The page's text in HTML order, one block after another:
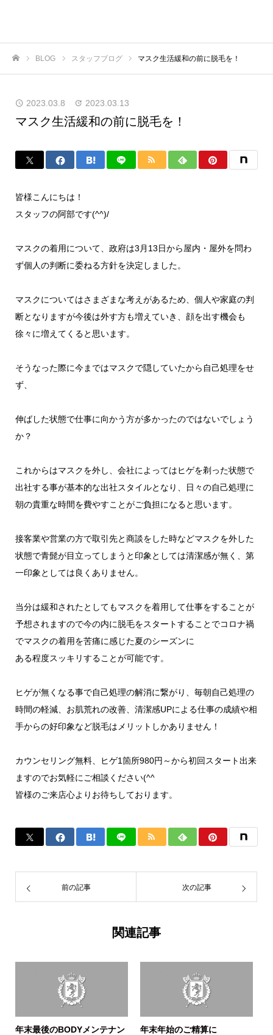
BLOG スタッフブログ マスク生活緩和の前に脱毛を！
2023.03.8 2023.03.13
マスク生活緩和の前に脱毛を！
皆様こんにちは！
スタッフの阿部です(^^)/
マスクの着用について、政府は3月13日から屋内・屋外を問わ
ず個人の判断に委ねる方針を決定しました。
マスクについてはさまざまな考えがあるため、個人や家庭の判
断となりますが今後は外す方も増えていき、顔を出す機会も
徐々に増えてくると思います。
そうなった際に今まではマスクで隠していたから自己処理をせ
ず、
伸ばした状態で仕事に向かう方が多かったのではないでしょう
か？
これからはマスクを外し、会社によってはヒゲを剃った状態で
出社する事が基本的な出社スタイルとなり、日々の自己処理に
朝の貴重な時間を費やすことがご負担になると思います。
接客業や営業の方で取引先と商談をした時などマスクを外した
状態で青髭が目立ってしまうと印象としては清潔感が無く、第
一印象としては良くありません。
当分は緩和されたとしてもマスクを着用して仕事をすることが
予想されますので今の内に脱毛をスタートすることでコロナ禍
でマスクの着用を苦痛に感じた夏のシーズンに
ある程度スッキリすることが可能です。
ヒゲが無くなる事で自己処理の解消に繋がり、毎朝自己処理の
時間の軽減、お肌荒れの改善、清潔感UPによる仕事の成績や相
手からの好印象など脱毛はメリットしかありません！
カウンセリング無料、ヒゲ1箇所980円～から初回スタート出来
ますのでお気軽にご相談ください(^^ゞ
皆様のご来店心よりお待ちしております。
前の記事 次の記事
関連記事
年末最後のBODYメンテナン
年末年始のご精算に